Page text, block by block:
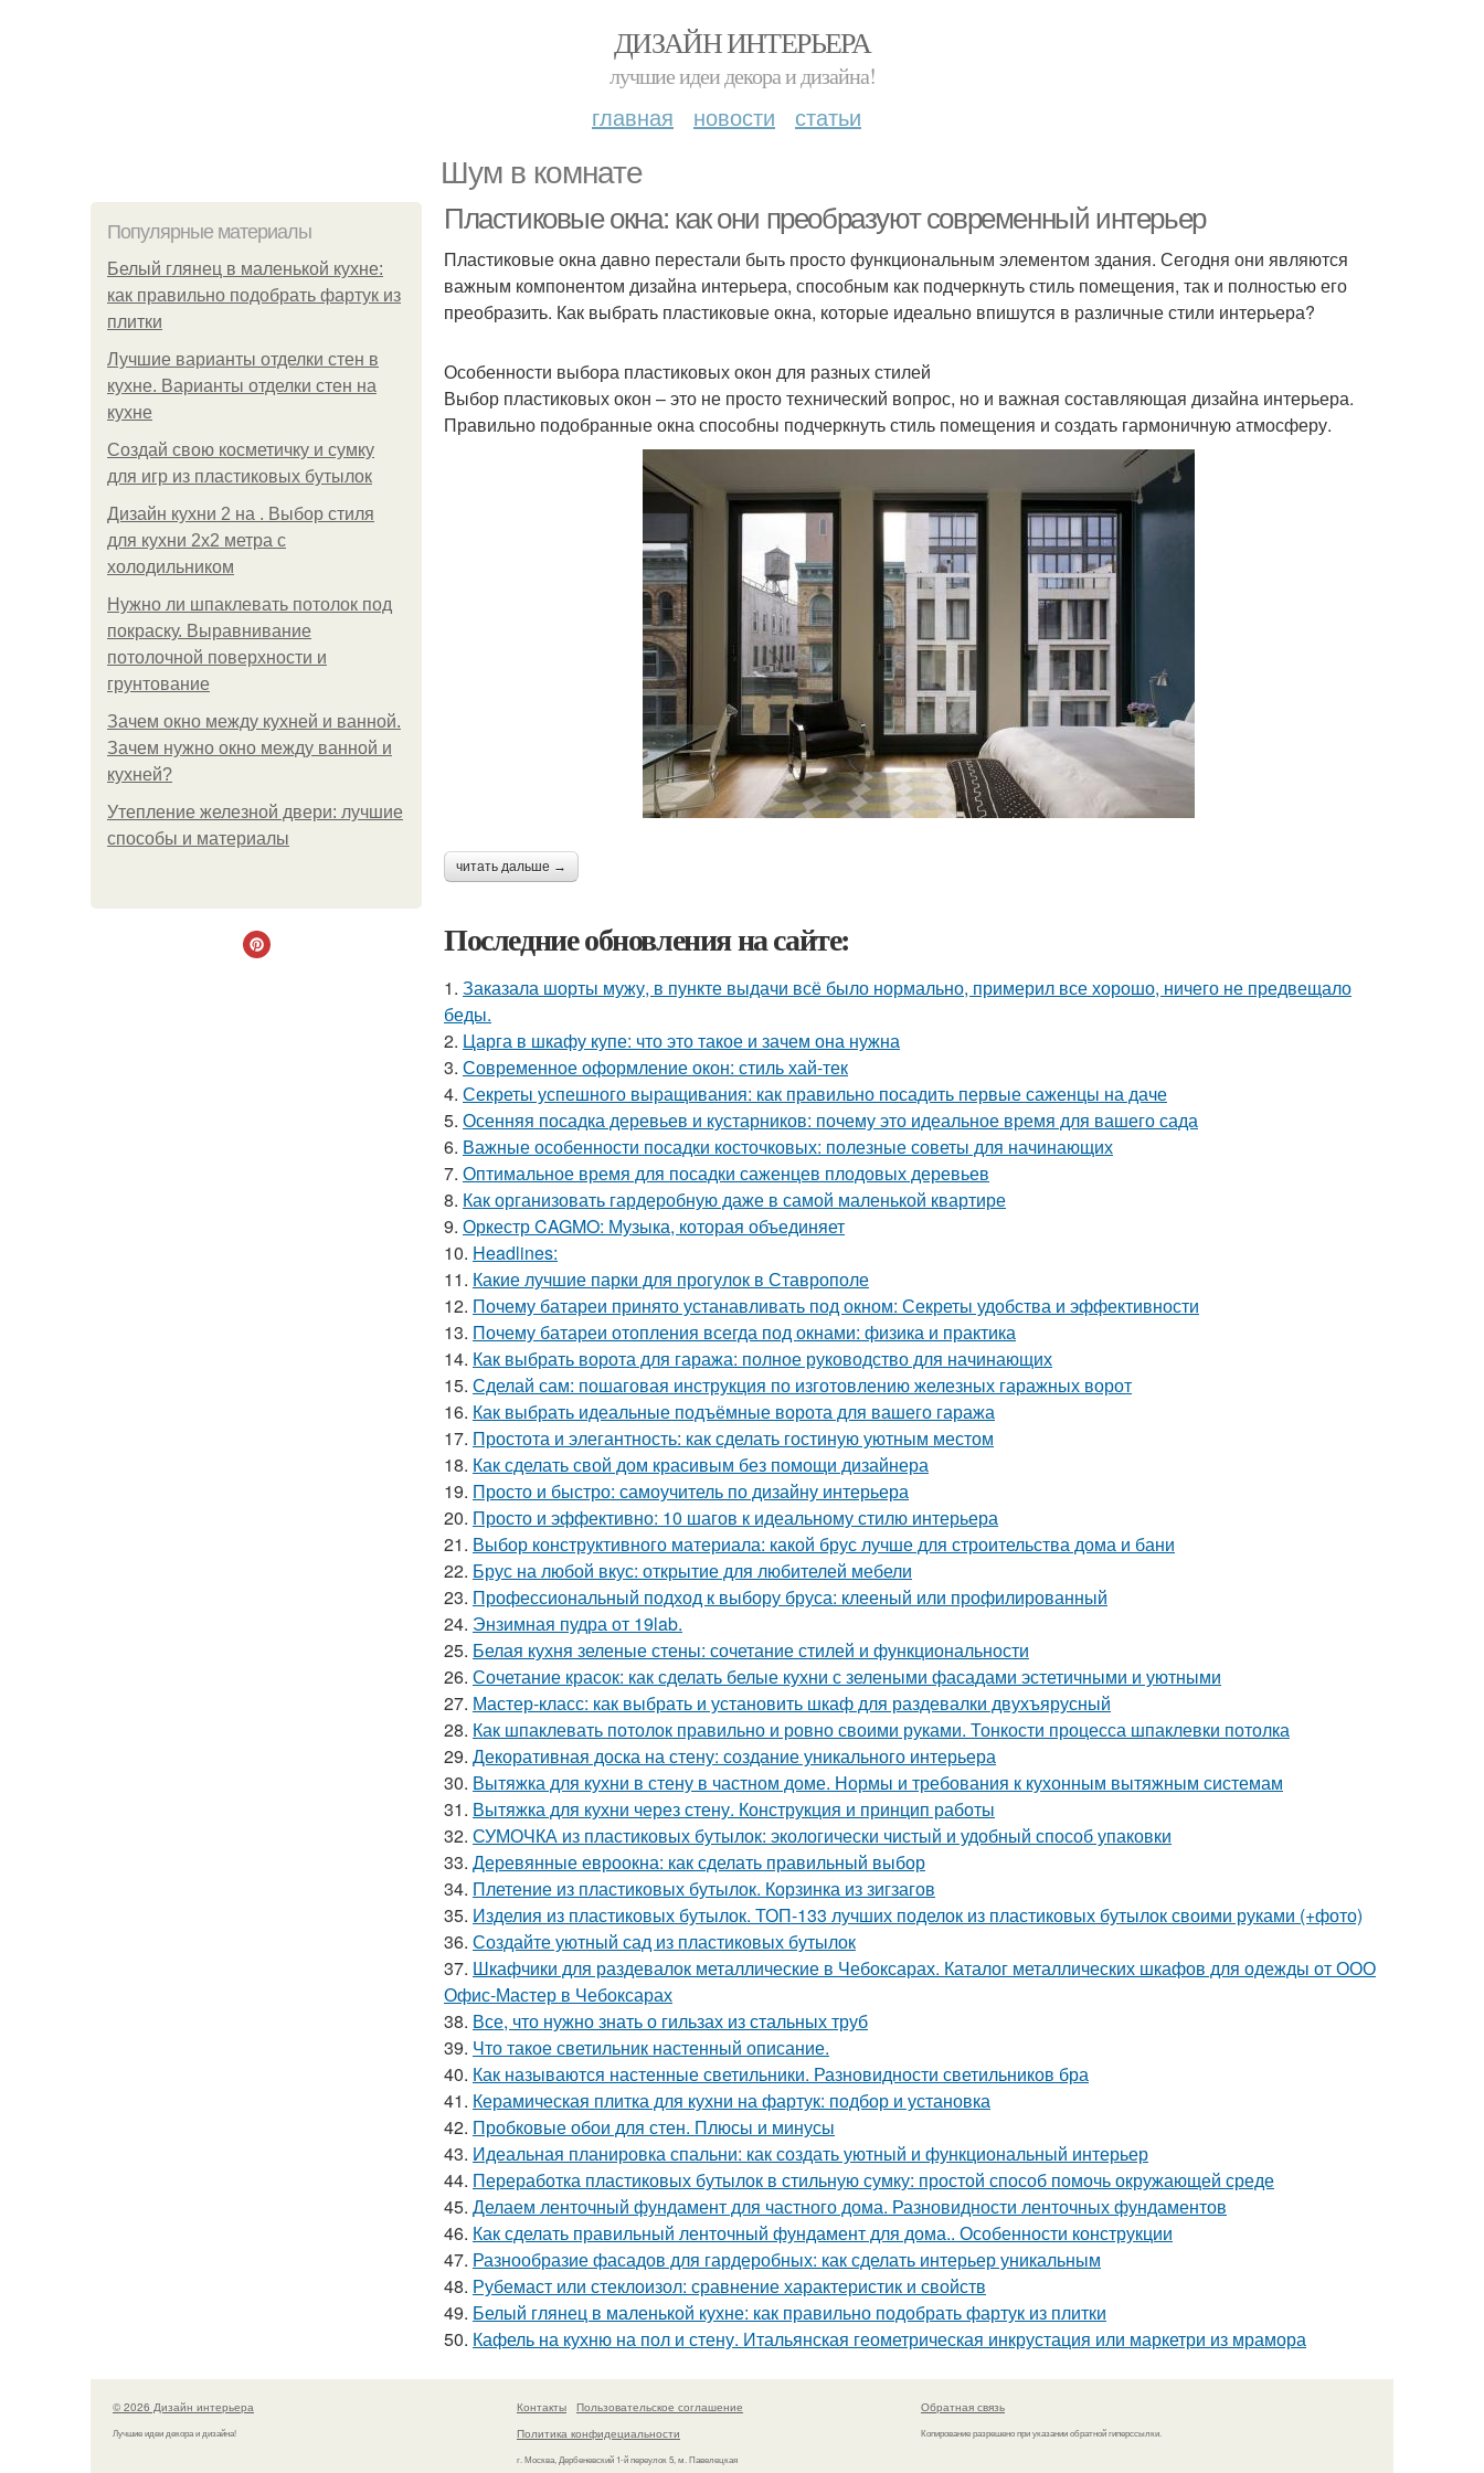
ДИЗАЙН ИНТЕРЬЕРА
лучшие идеи декора и дизайна!
главная новости статьи
Шум в комнате
Популярные материалы
Белый глянец в маленькой кухне:
как правильно подобрать фартук из
плитки
Лучшие варианты отделки стен в
кухне. Варианты отделки стен на
кухне
Создай свою косметичку и сумку
для игр из пластиковых бутылок
Дизайн кухни 2 на . Выбор стиля
для кухни 2х2 метра с
холодильником
Нужно ли шпаклевать потолок под
покраску. Выравнивание
потолочной поверхности и
грунтование
Зачем окно между кухней и ванной.
Зачем нужно окно между ванной и
кухней?
Утепление железной двери: лучшие
способы и материалы
Пластиковые окна: как они преобразуют современный интерьер
Пластиковые окна давно перестали быть просто функциональным элементом здания. Сегодня они являются
важным компонентом дизайна интерьера, способным как подчеркнуть стиль помещения, так и полностью его
преобразить. Как выбрать пластиковые окна, которые идеально впишутся в различные стили интерьера?
Особенности выбора пластиковых окон для разных стилей
Выбор пластиковых окон – это не просто технический вопрос, но и важная составляющая дизайна интерьера.
Правильно подобранные окна способны подчеркнуть стиль помещения и создать гармоничную атмосферу.
читать дальше →
Последние обновления на сайте:
1. Заказала шорты мужу, в пункте выдачи всё было нормально, примерил все хорошо, ничего не предвещало
беды.
2. Царга в шкафу купе: что это такое и зачем она нужна
3. Современное оформление окон: стиль хай-тек
4. Секреты успешного выращивания: как правильно посадить первые саженцы на даче
5. Осенняя посадка деревьев и кустарников: почему это идеальное время для вашего сада
6. Важные особенности посадки косточковых: полезные советы для начинающих
7. Оптимальное время для посадки саженцев плодовых деревьев
8. Как организовать гардеробную даже в самой маленькой квартире
9. Оркестр CAGMO: Музыка, которая объединяет
10. Headlines:
11. Какие лучшие парки для прогулок в Ставрополе
12. Почему батареи принято устанавливать под окном: Секреты удобства и эффективности
13. Почему батареи отопления всегда под окнами: физика и практика
14. Как выбрать ворота для гаража: полное руководство для начинающих
15. Сделай сам: пошаговая инструкция по изготовлению железных гаражных ворот
16. Как выбрать идеальные подъёмные ворота для вашего гаража
17. Простота и элегантность: как сделать гостиную уютным местом
18. Как сделать свой дом красивым без помощи дизайнера
19. Просто и быстро: самоучитель по дизайну интерьера
20. Просто и эффективно: 10 шагов к идеальному стилю интерьера
21. Выбор конструктивного материала: какой брус лучше для строительства дома и бани
22. Брус на любой вкус: открытие для любителей мебели
23. Профессиональный подход к выбору бруса: клееный или профилированный
24. Энзимная пудра от 19lab.
25. Белая кухня зеленые стены: сочетание стилей и функциональности
26. Сочетание красок: как сделать белые кухни с зелеными фасадами эстетичными и уютными
27. Мастер-класс: как выбрать и установить шкаф для раздевалки двухъярусный
28. Как шпаклевать потолок правильно и ровно своими руками. Тонкости процесса шпаклевки потолка
29. Декоративная доска на стену: создание уникального интерьера
30. Вытяжка для кухни в стену в частном доме. Нормы и требования к кухонным вытяжным системам
31. Вытяжка для кухни через стену. Конструкция и принцип работы
32. СУМОЧКА из пластиковых бутылок: экологически чистый и удобный способ упаковки
33. Деревянные евроокна: как сделать правильный выбор
34. Плетение из пластиковых бутылок. Корзинка из зигзагов
35. Изделия из пластиковых бутылок. ТОП-133 лучших поделок из пластиковых бутылок своими руками (+фото)
36. Создайте уютный сад из пластиковых бутылок
37. Шкафчики для раздевалок металлические в Чебоксарах. Каталог металлических шкафов для одежды от ООО
Офис-Мастер в Чебоксарах
38. Все, что нужно знать о гильзах из стальных труб
39. Что такое светильник настенный описание.
40. Как называются настенные светильники. Разновидности светильников бра
41. Керамическая плитка для кухни на фартук: подбор и установка
42. Пробковые обои для стен. Плюсы и минусы
43. Идеальная планировка спальни: как создать уютный и функциональный интерьер
44. Переработка пластиковых бутылок в стильную сумку: простой способ помочь окружающей среде
45. Делаем ленточный фундамент для частного дома. Разновидности ленточных фундаментов
46. Как сделать правильный ленточный фундамент для дома.. Особенности конструкции
47. Разнообразие фасадов для гардеробных: как сделать интерьер уникальным
48. Рубемаст или стеклоизол: сравнение характеристик и свойств
49. Белый глянец в маленькой кухне: как правильно подобрать фартук из плитки
50. Кафель на кухню на пол и стену. Итальянская геометрическая инкрустация или маркетри из мрамора
© 2026 Дизайн интерьера
Лучшие идеи декора и дизайна!
Контакты
Пользовательское соглашение
Политика конфидециальности
г. Москва, Дербеневский 1-й переулок 5, м. Павелецкая
Обратная связь
Копирование разрешено при указании обратной гиперссылки.